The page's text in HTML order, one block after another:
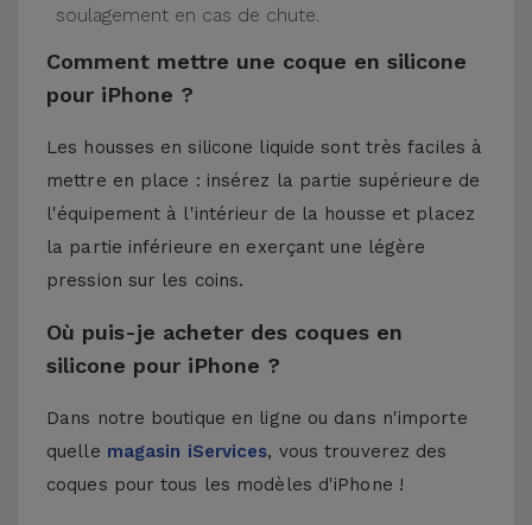
soulagement en cas de chute.
Comment mettre une coque en silicone
pour iPhone ?
Les housses en silicone liquide sont très faciles à
mettre en place : insérez la partie supérieure de
l'équipement à l'intérieur de la housse et placez
la partie inférieure en exerçant une légère
pression sur les coins.
Où puis-je acheter des coques en
silicone pour iPhone ?
Dans notre boutique en ligne ou dans n'importe
quelle magasin iServices, vous trouverez des
coques pour tous les modèles d'iPhone !